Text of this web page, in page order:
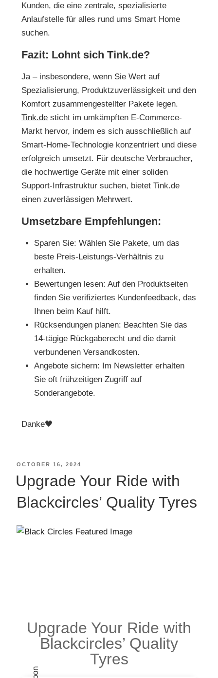
Kunden, die eine zentrale, spezialisierte
Anlaufstelle für alles rund ums Smart Home
suchen.
Fazit: Lohnt sich Tink.de?
Ja – insbesondere, wenn Sie Wert auf
Spezialisierung, Produktzuverlässigkeit und den
Komfort zusammengestellter Pakete legen.
Tink.de sticht im umkämpften E-Commerce-
Markt hervor, indem es sich ausschließlich auf
Smart-Home-Technologie konzentriert und diese
erfolgreich umsetzt. Für deutsche Verbraucher,
die hochwertige Geräte mit einer soliden
Support-Infrastruktur suchen, bietet Tink.de
einen zuverlässigen Mehrwert.
Umsetzbare Empfehlungen:
Sparen Sie: Wählen Sie Pakete, um das
beste Preis-Leistungs-Verhältnis zu
erhalten.
Bewertungen lesen: Auf den Produktseiten
finden Sie verifiziertes Kundenfeedback, das
Ihnen beim Kauf hilft.
Rücksendungen planen: Beachten Sie das
14-tägige Rückgaberecht und die damit
verbundenen Versandkosten.
Angebote sichern: Im Newsletter erhalten
Sie oft frühzeitigen Zugriff auf
Sonderangebote.
Danke🖤
OCTOBER 16, 2024
Upgrade Your Ride with
Blackcircles’ Quality Tyres
Upgrade Your Ride with
Blackcircles’ Quality
Tyres